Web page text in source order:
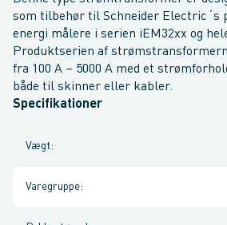
som tilbehør til Schneider Electric´s
energi målere i serien iEM32xx og
Produktserien af
fra 100 A – 5000 A med et
både til skinner eller kabler.
Specifikationer
Vægt:
Varegruppe: